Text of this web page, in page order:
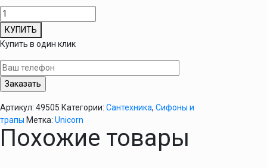
Количество
товара
Cифон
для
мойки
с
круглым
-
В426
КУПИТЬ
Купить в один клик
Артикул: 49505 Категории: Сантехника, Сифоны и
трапы Метка: Unicorn
Похожие товары